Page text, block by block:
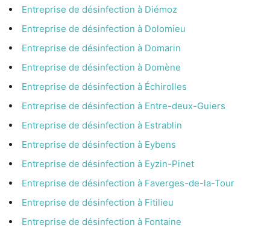
Entreprise de désinfection à Diémoz
Entreprise de désinfection à Dolomieu
Entreprise de désinfection à Domarin
Entreprise de désinfection à Domène
Entreprise de désinfection à Échirolles
Entreprise de désinfection à Entre-deux-Guiers
Entreprise de désinfection à Estrablin
Entreprise de désinfection à Eybens
Entreprise de désinfection à Eyzin-Pinet
Entreprise de désinfection à Faverges-de-la-Tour
Entreprise de désinfection à Fitilieu
Entreprise de désinfection à Fontaine